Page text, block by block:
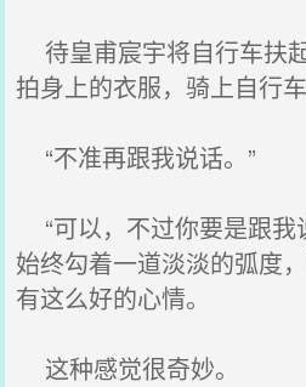
待皇甫宸宇将自行车扶
拍身上的衣服，骑上自行车
“不准再跟我说话。”
“可以，不过你要是跟我
始终勾着一道淡淡的弧度
有这么好的心情。
这种感觉很奇妙。